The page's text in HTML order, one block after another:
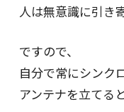
人は無意識に引き
ですので、
自分で常にシンク
アンテナを立てると